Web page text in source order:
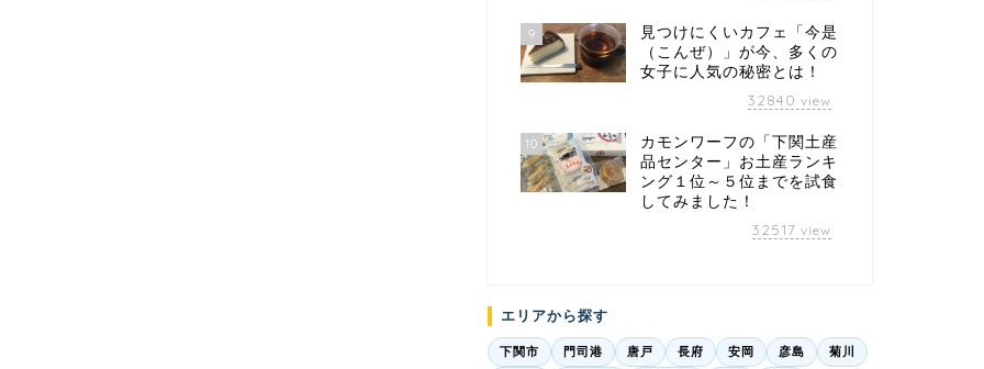
9
見つけにくいカフェ「今是
（こんぜ）」が今、多くの
女子に人気の秘密とは！
32840 view
10
カモンワーフの「下関土産
品センター」お土産ランキ
ング１位～５位までを試食
してみました！
32517 view
エリアから探す
下関市 門司港 唐戸 長府 安岡 彦島 菊川